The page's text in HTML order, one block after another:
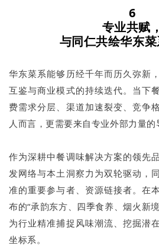
6
专业共赋 ，
与同仁共绘华东
华东菜系能够历经千年而历久弥新
互鉴与商业模式的持续迭代。当下
费需求分层、渠道加速裂变、竞争
人而言，更需要来自专业外部力量的
作为深耕中餐调味解决方案的领先
发网络与本土洞察力为双轮驱动，
准的重要参与者、资源链接者。在
布的“承韵东方、四季食养、烟火新
为行业精准捕捉风味潮流、挖掘潜
坐标系。